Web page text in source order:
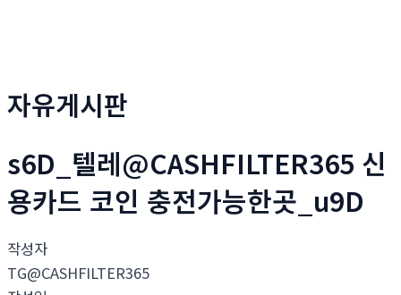
자유게시판
s6D_텔레@CASHFILTER365 신
용카드 코인 충전가능한곳_u9D
작성자
TG@CASHFILTER365